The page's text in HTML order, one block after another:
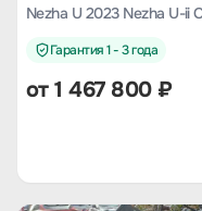
Nezha U 2023 Nezha U-ii
Гарантия 1 - 3 года
от1 467 800₽